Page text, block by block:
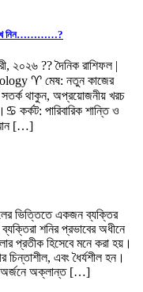
নিন…………?
২০২৬ ?? দৈনিক রাশিফল |
♈ মেষ: নতুন কাজের
থাকুন, অপ্রয়োজনীয় খরচ
কর্কট: পারিবারিক শান্তি ও
[…]
ভিত্তিতে একজন ব্যক্তির
শনির প্রভাবের অধীনে
প্রতীক হিসেবে মনে করা হয়।
চিন্তাশীল, এবং ধৈর্যশীল হন।
অর্জনে অক্লান্ত […]